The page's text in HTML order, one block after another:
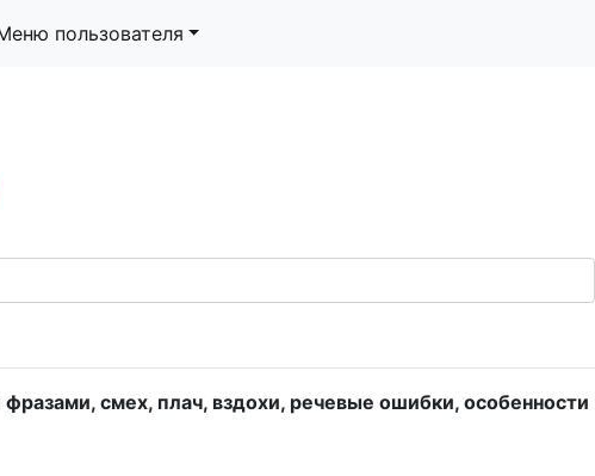
пользователя
смех, плач, вздохи, речевые ошибки, особенности